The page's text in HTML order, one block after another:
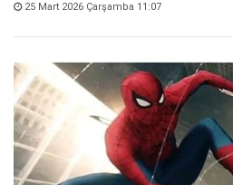
25 Mart 2026 Çarşamba 11:07